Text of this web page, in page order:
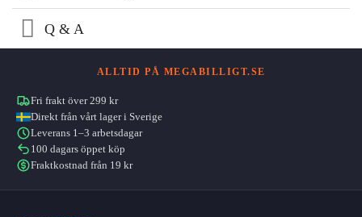
Q & A
ALLTID PÅ MEGABILLIGT.SE
Fri frakt över 299 kr
Direkt från vårt lager i Sverige
Leverans 1–3 arbetsdagar
100 dagars öppet köp
Fraktkostnad från 19 kr